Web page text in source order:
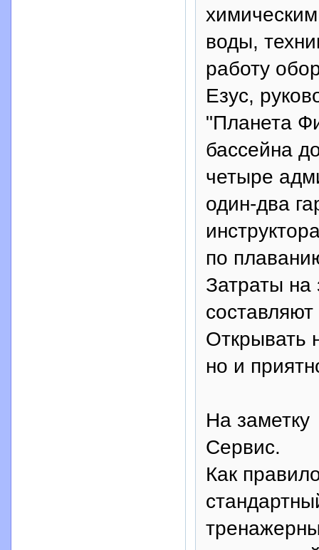
воды,
работу
Езус,
"Планета
бассейна
четыре
один-два
по
Затраты на
Открывать
но и
На заметку
Сервис.
Как